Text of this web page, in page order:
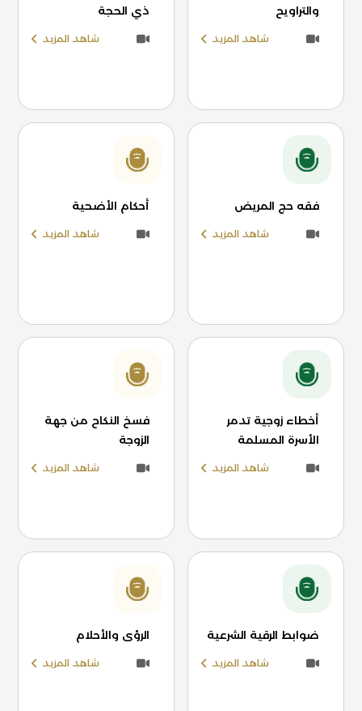
والتراويح
شاهد المزيد
ذي الحجة
شاهد المزيد
فقه حج المريض
شاهد المزيد
أحكام الأضحية
شاهد المزيد
أخطاء زوجية تدمر
الأسرة المسلمة
شاهد المزيد
فسخ النكاح من جهة
الزوجة
شاهد المزيد
ضوابط الرقية الشرعية
شاهد المزيد
الرؤى والأحلام
شاهد المزيد